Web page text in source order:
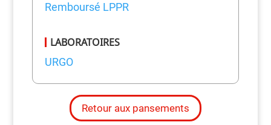
Remboursé LPPR
LABORATOIRES
URGO
Retour aux pansements